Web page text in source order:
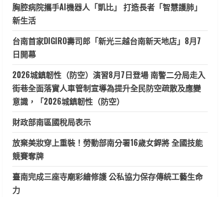
胸腔病院攜手AI機器人「凱比」 打造長者「智慧護肺」
新生活
台南首家DIGIRO壽司郎「新光三越台南新天地店」8月7
日開幕
2026城鎮韌性（防空）演習8月7日登場 南警二分局走入
街巷全面落實人車管制宣導為提升全民防空疏散及應變
意識，「2026城鎮韌性（防空）
財政部南區國稅局表示
放棄美妝穿上重裝！勞動部南分署16歲女銲將 全國技能
競賽奪牌
臺南完成三座寺廟彩繪修護 公私協力保存傳統工藝生命
力